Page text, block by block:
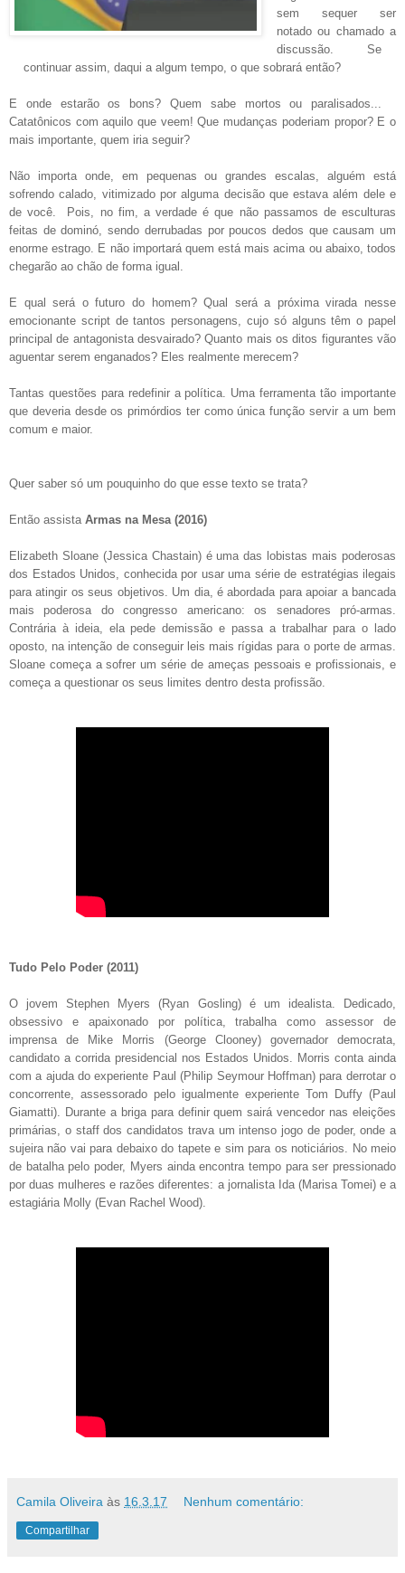
sem sequer ser
notado ou chamado a
discussão. Se
continuar assim, daqui a algum tempo, o que sobrará então?
E onde estarão os bons? Quem sabe mortos ou paralisados...
Catatônicos com aquilo que veem! Que mudanças poderiam propor? E o
mais importante, quem iria seguir?
Não importa onde, em pequenas ou grandes escalas, alguém está
sofrendo calado, vitimizado por alguma decisão que estava além dele e
de você. Pois, no fim, a verdade é que não passamos de esculturas
feitas de dominó, sendo derrubadas por poucos dedos que causam um
enorme estrago. E não importará quem está mais acima ou abaixo, todos
chegarão ao chão de forma igual.
E qual será o futuro do homem? Qual será a próxima virada nesse
emocionante script de tantos personagens, cujo só alguns têm o papel
principal de antagonista desvairado? Quanto mais os ditos figurantes vão
aguentar serem enganados? Eles realmente merecem?
Tantas questões para redefinir a política. Uma ferramenta tão importante
que deveria desde os primórdios ter como única função servir a um bem
comum e maior.
Quer saber só um pouquinho do que esse texto se trata?
Então assista Armas na Mesa (2016)
Elizabeth Sloane (Jessica Chastain) é uma das lobistas mais poderosas
dos Estados Unidos, conhecida por usar uma série de estratégias ilegais
para atingir os seus objetivos. Um dia, é abordada para apoiar a bancada
mais poderosa do congresso americano: os senadores pró-armas.
Contrária à ideia, ela pede demissão e passa a trabalhar para o lado
oposto, na intenção de conseguir leis mais rígidas para o porte de armas.
Sloane começa a sofrer um série de ameças pessoais e profissionais, e
começa a questionar os seus limites dentro desta profissão.
Tudo Pelo Poder (2011)
O jovem Stephen Myers (Ryan Gosling) é um idealista. Dedicado,
obsessivo e apaixonado por política, trabalha como assessor de
imprensa de Mike Morris (George Clooney) governador democrata,
candidato a corrida presidencial nos Estados Unidos. Morris conta ainda
com a ajuda do experiente Paul (Philip Seymour Hoffman) para derrotar o
concorrente, assessorado pelo igualmente experiente Tom Duffy (Paul
Giamatti). Durante a briga para definir quem sairá vencedor nas eleições
primárias, o staff dos candidatos trava um intenso jogo de poder, onde a
sujeira não vai para debaixo do tapete e sim para os noticiários. No meio
de batalha pelo poder, Myers ainda encontra tempo para ser pressionado
por duas mulheres e razões diferentes: a jornalista Ida (Marisa Tomei) e a
estagiária Molly (Evan Rachel Wood).
Camila Oliveira às 16.3.17 Nenhum comentário:
Compartilhar